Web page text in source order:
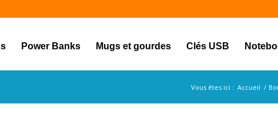
Power Banks Mugs et gourdes Clés USB
Vous êtes ici : Accueil /